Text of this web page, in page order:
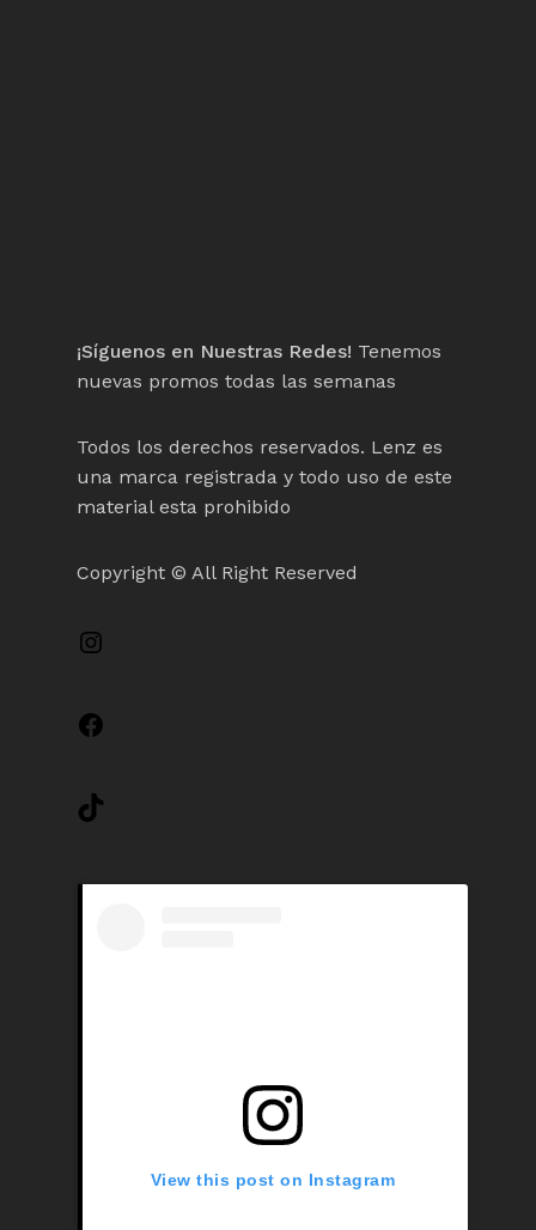
¡Síguenos en Nuestras Redes! Tenemos
nuevas promos todas las semanas
Todos los derechos reservados. Lenz es
una marca registrada y todo uso de este
material esta prohibido
Copyright © All Right Reserved
View this post on Instagram